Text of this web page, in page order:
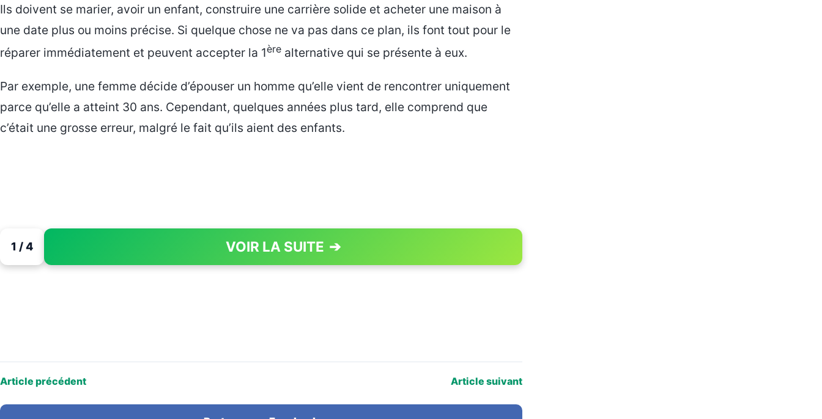
Ils doivent se marier, avoir un enfant, construire une carrière solide et acheter une maison à
une date plus ou moins précise. Si quelque chose ne va pas dans ce plan, ils font tout pour le
réparer immédiatement et peuvent accepter la 1ère alternative qui se présente à eux.
Par exemple, une femme décide d’épouser un homme qu’elle vient de rencontrer uniquement
parce qu’elle a atteint 30 ans. Cependant, quelques années plus tard, elle comprend que
c’était une grosse erreur, malgré le fait qu’ils aient des enfants.
1 / 4 VOIR LA SUITE ➔
PAGE 1 OF 4
Article précédent Article suivant